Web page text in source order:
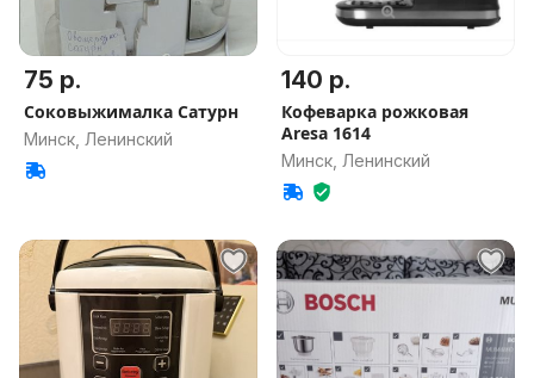
75 р.
Соковыжималка Сатурн
Минск, Ленинский
140 р.
Кофеварка рожковая
Aresa 1614
Минск, Ленинский